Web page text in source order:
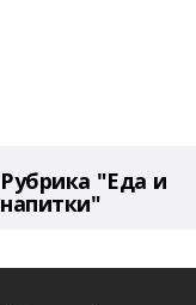
Рубрика "Еда и
напитки"